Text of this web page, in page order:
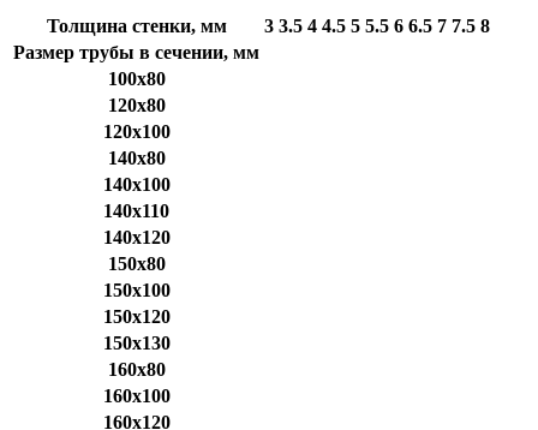
Толщина стенки, мм 3 3.5 4 4.5 5 5.5 6 6.5 7 7.5 8
Размер трубы в сечении, мм
100x80
120x80
120x100
140x80
140x100
140x110
140x120
150x80
150x100
150x120
150x130
160x80
160x100
160x120